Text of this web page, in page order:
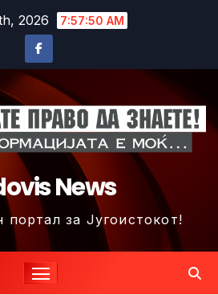
2026 7:57:52 AM
News
за Југоистокот!